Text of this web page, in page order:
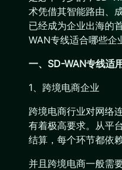
术凭借其智能路由、
已经成为企业出海的
WAN专线适合哪些企
一、SD-WAN专线适
1、跨境电商企业
跨境电商行业对网络
有着极高要求。从平
结算，每个环节都依
并且跨境电商一般需